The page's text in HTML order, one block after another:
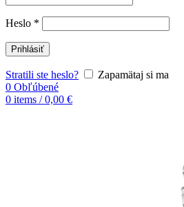
Heslo *
Prihlásiť
Stratili ste heslo?
Zapamätaj si ma
0 Obľúbené
0 items / 0,00 €